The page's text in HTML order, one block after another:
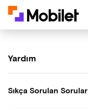
Yardım
Sıkça Sorulan Sorular